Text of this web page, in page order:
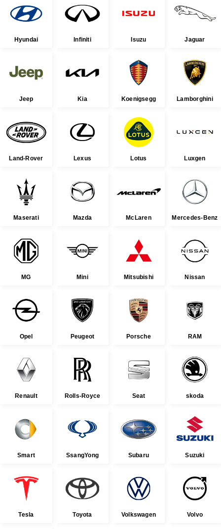
Hyundai Infiniti Isuzu Jaguar
Jeep Kia Koenigsegg Lamborghini
Land-Rover Lexus Lotus Luxgen
Maserati Mazda McLaren Mercedes-Benz
MG Mini Mitsubishi Nissan
Opel Peugeot Porsche RAM
Renault Rolls-Royce Seat skoda
Smart SsangYong Subaru Suzuki
Tesla Toyota Volkswagen Volvo